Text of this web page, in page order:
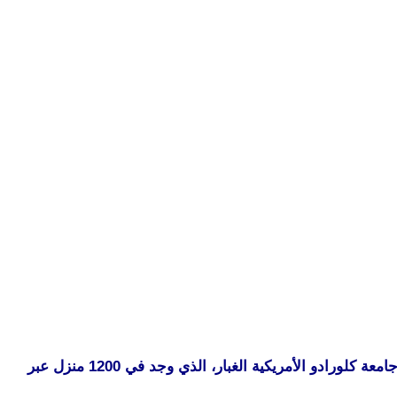
كشفت دراسة عن أن الغبار الموجود في منازلنا يحتوي في المتوسط على تسعة آلاف نوع مختلف من الجراثيم. وحلل باحثون من جامعة كلورادو الأمريكية الغبار، الذي وجد في 1200 منزل عبر